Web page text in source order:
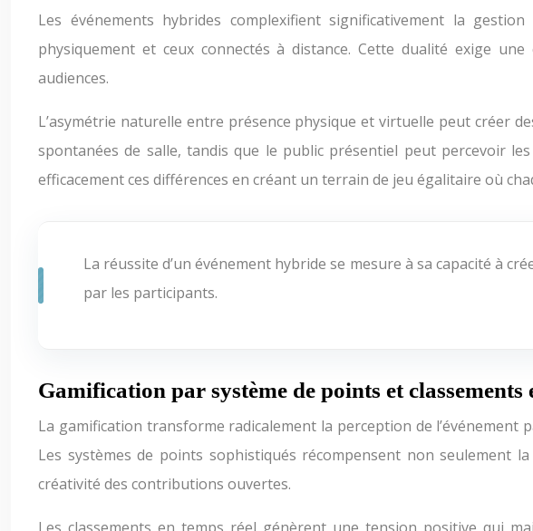
Les événements hybrides complexifient significativement la
physiquement et ceux connectés à distance. Cette dualité exige
audiences.
L’asymétrie naturelle entre présence physique et virtuelle peut créer
spontanées de salle, tandis que le public présentiel peut percevoir
efficacement ces différences en créant un terrain de jeu égalitaire où
La réussite d’un événement hybride se mesure à sa capacité à
par les participants.
Gamification par système de points et classements
La gamification transforme radicalement la perception de
Les systèmes de points sophistiqués récompensent non seulement
créativité des contributions ouvertes.